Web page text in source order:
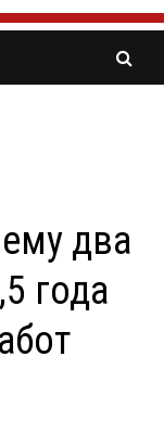
два
года